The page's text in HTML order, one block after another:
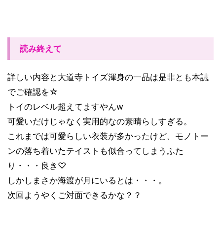
読み終えて
詳しい内容と大道寺トイズ渾身の一品は是非とも本誌
でご確認を☆
トイのレベル超えてますやんw
可愛いだけじゃなく実用的なの素晴らしすぎる。
これまでは可愛らしい衣装が多かったけど、モノトー
ンの落ち着いたテイストも似合ってしまうふた
り・・・良き♡
しかしまさか海渡が月にいるとは・・・。
次回ようやくご対面できるかな？？